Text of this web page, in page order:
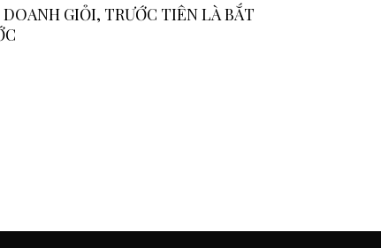
GIỎI, TRƯỚC TIÊN LÀ BẮT